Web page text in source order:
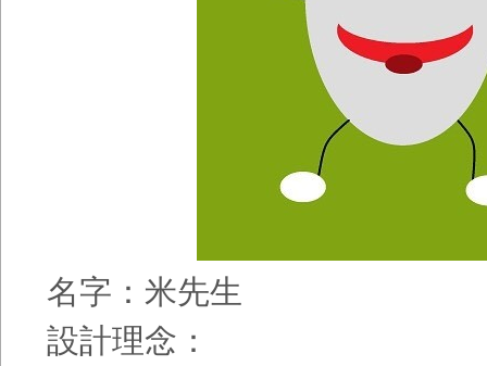
名字：米先生
設計理念：